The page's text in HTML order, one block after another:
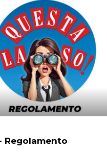
confessa lo stesso delitto, poi
omicidio: errore giudiziario o
Regolamento